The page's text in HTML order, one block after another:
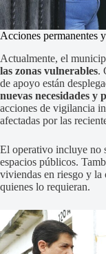
Acciones permanentes
Actualmente, el
las zonas vulnerables.
de apoyo están
nuevas necesidades y
acciones de vigilancia
afectadas por las
El operativo incluye no
espacios públicos.
viviendas en riesgo y la
quienes lo requieran.